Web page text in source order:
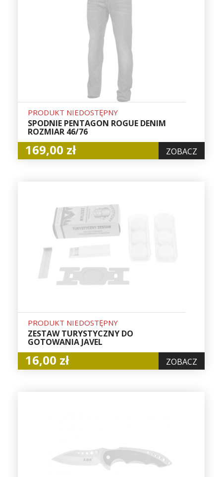
PRODUKT NIEDOSTĘPNY
SPODNIE PENTAGON ROGUE DENIM
ROZMIAR 46/76
169,00 zł ZOBACZ
PRODUKT NIEDOSTĘPNY
ZESTAW TURYSTYCZNY DO
GOTOWANIA JAVEL
16,00 zł ZOBACZ